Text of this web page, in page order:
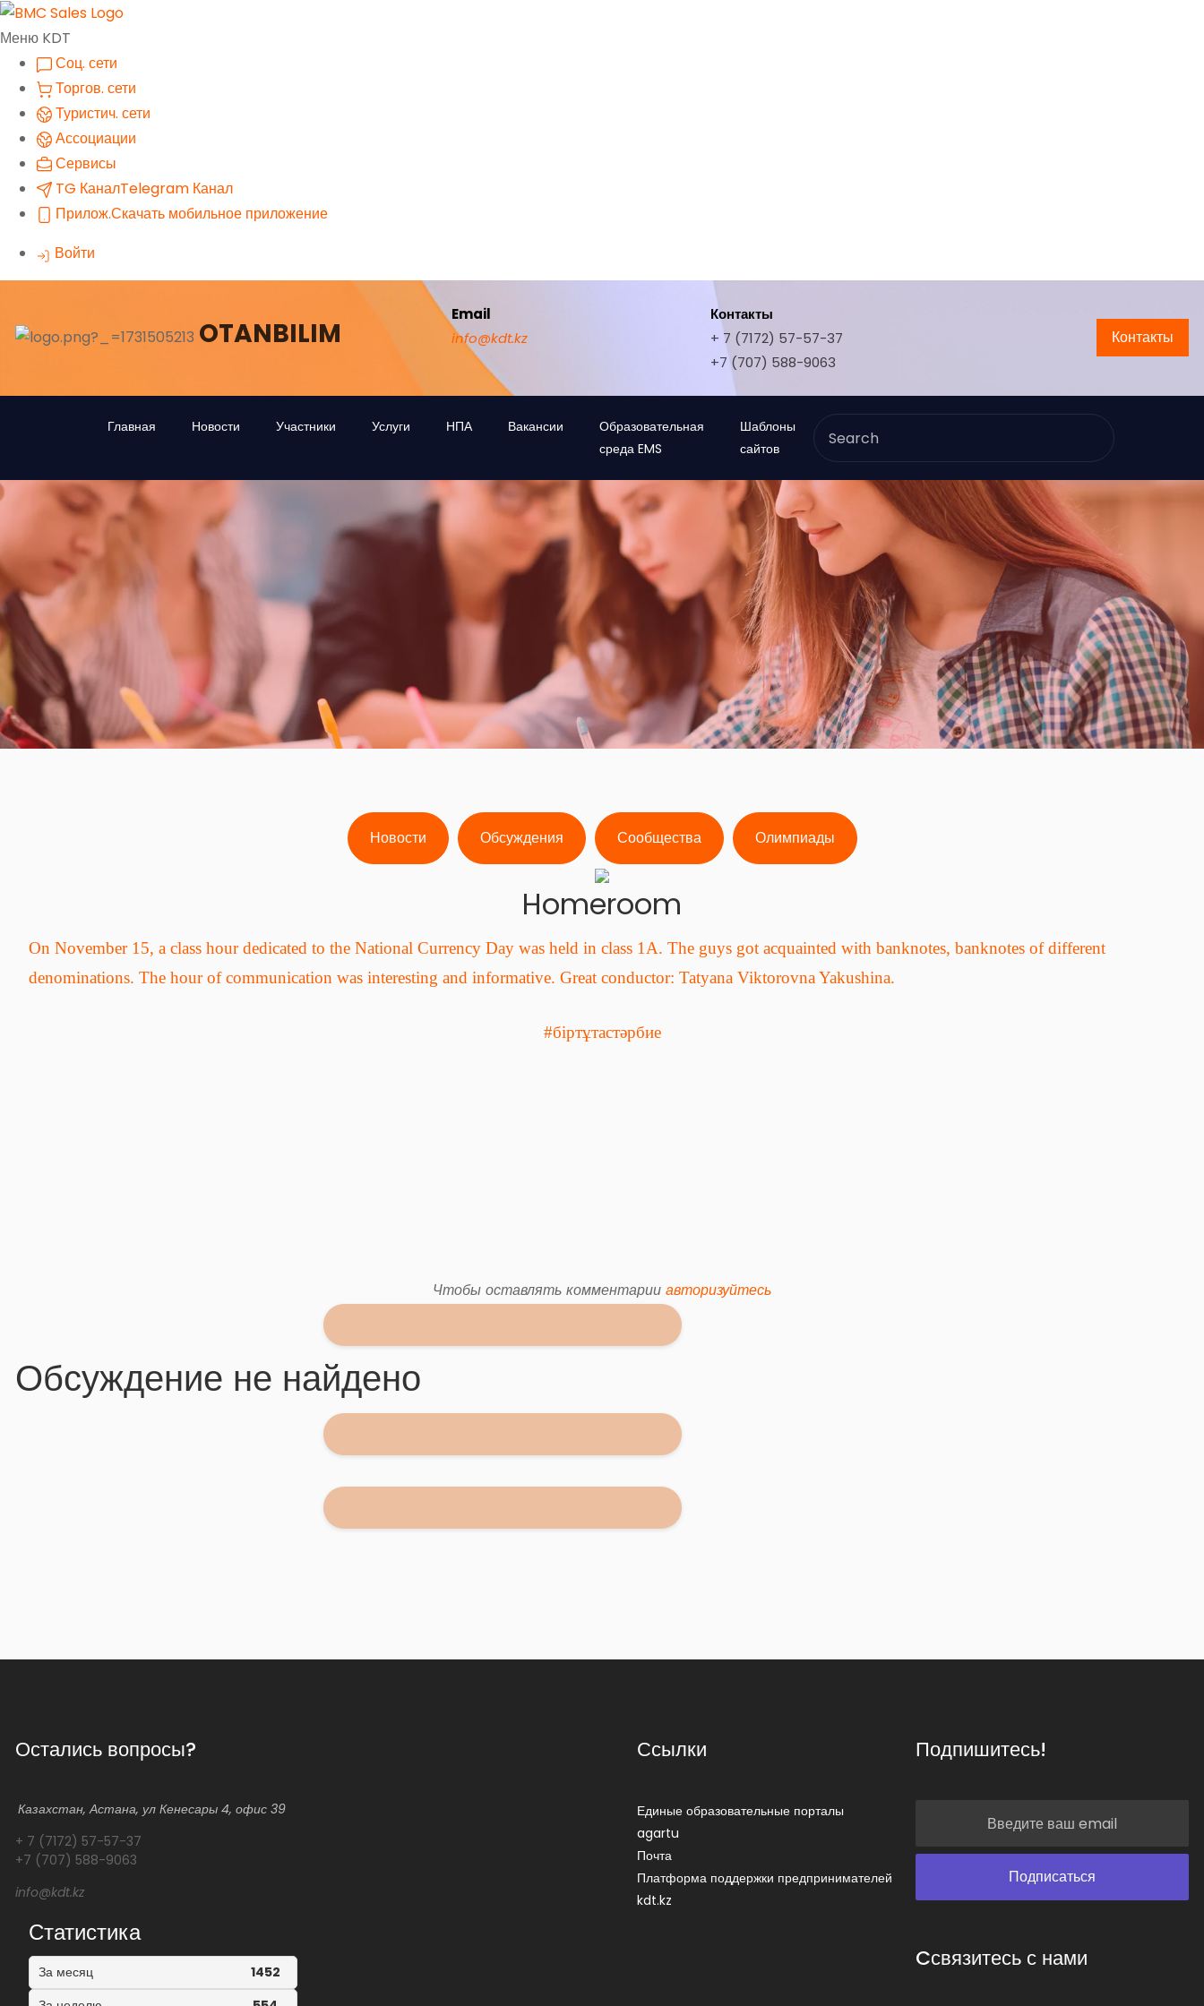
Меню KDT
Соц. сети
Торгов. сети
Туристич. сети
Ассоциации
Сервисы
TG КаналTelegram Канал
Прилож.Скачать мобильное приложение
Войти
OTANBILIM
Email
info@kdt.kz
Контакты
+ 7 (7172) 57-57-37
+7 (707) 588-9063
Контакты
Главная Новости Участники Услуги НПА Вакансии
Образовательная
среда EMS
Шаблоны
сайтов
Новости Обсуждения Сообщества Олимпиады
Homeroom
On November 15, a class hour dedicated to the National Currency Day was held in class 1A. The guys got acquainted with banknotes, banknotes of different
denominations. The hour of communication was interesting and informative. Great conductor: Tatyana Viktorovna Yakushina.
#біртұтастәрбие
Чтобы оставлять комментарии авторизуйтесь
Обсуждение не найдено
Остались вопросы?
Казахстан, Астана, ул Кенесары 4, офис 39
+ 7 (7172) 57-57-37
+7 (707) 588-9063
info@kdt.kz
Статистика
За месяц
1452
Ссылки
Единые образовательные порталы
agartu
Почта
Платформа поддержки предпринимателей
kdt.kz
Подпишитесь!
Cсвязитесь с нами